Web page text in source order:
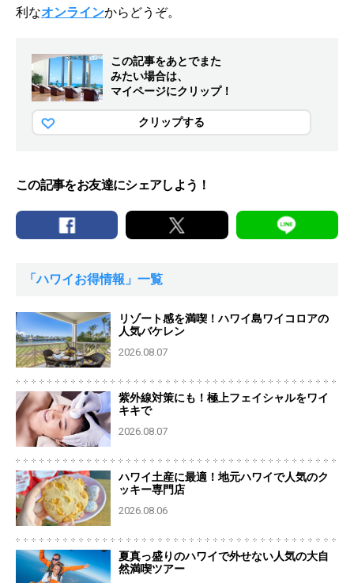
利なオンラインからどうぞ。
この記事をあとでまた
みたい場合は、
マイページにクリップ！
クリップする
この記事をお友達にシェアしよう！
「ハワイお得情報」一覧
リゾート感を満喫！ハワイ島ワイコロアの
人気バケレン
2026.08.07
紫外線対策にも！極上フェイシャルをワイ
キキで
2026.08.07
ハワイ土産に最適！地元ハワイで人気のク
ッキー専門店
2026.08.06
夏真っ盛りのハワイで外せない人気の大自
然満喫ツアー